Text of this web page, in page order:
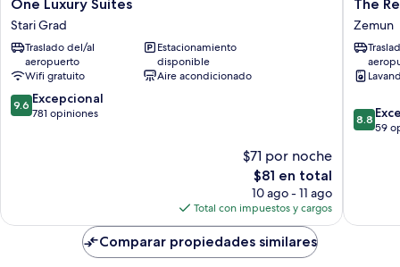
Luxury
Suites
Stari
Grad
One Luxury Suites
Stari Grad
Traslado del/al
aeropuerto
Estacionamiento
disponible
Wifi gratuito
Aire acondicionado
9.6
de
9.6 Excepcional
781 opiniones
$71 por noche
El
precio
actual
es
de
$81
$81 en total
10 ago - 11 ago
Total con impuestos y cargos
59
Zemun
The
Zemun
8.8
de
8.8
59
Comparar propiedades similares